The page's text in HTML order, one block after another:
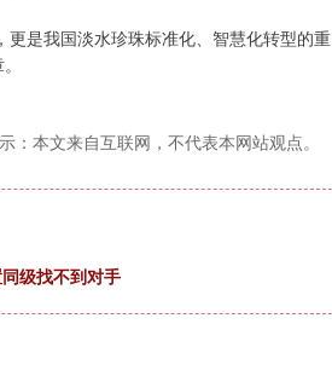
是我国淡水珍珠标准化、智慧化转型的重
：本文来自互联网，不代表本网站观点。
级找不到对手